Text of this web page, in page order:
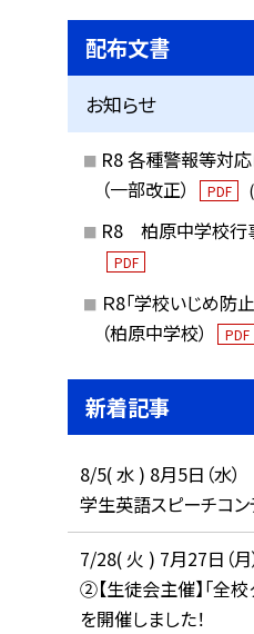
配布文書
お知らせ
R8 各種警報等対
（一部改正）
PDF
R8 柏原中学校行
PDF
Ｒ8「学校いじめ防
（柏原中学校）
PDF
新着記事
8/5( 水 ) 8月5日（水
学生英語スピーチコン
7/28( 火 ) 7月27日（
②【生徒会主催】「全校
を開催しました！